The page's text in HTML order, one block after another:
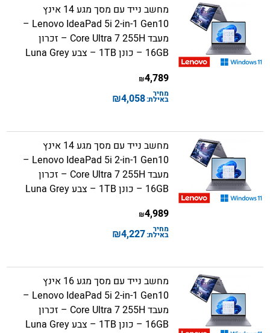
מחשב נייד עם מסך מגע 14 אינץ
Lenovo IdeaPad 5i 2-in-1 Gen10 –
מעבד Core Ultra 7 255H – זכרון
16GB – כונן 1TB – צבע Luna Grey
4,789
₪
מחיר
באילת:4,058
₪
מחשב נייד עם מסך מגע 14 אינץ
Lenovo IdeaPad 5i 2-in-1 Gen10 –
מעבד Core Ultra 7 255H – זכרון
16GB – כונן 1TB – צבע Luna Grey
4,989
₪
מחיר
באילת:4,227
₪
מחשב נייד עם מסך מגע 16 אינץ
Lenovo IdeaPad 5i 2-in-1 Gen10 –
מעבד Core Ultra 7 255H – זכרון
16GB – כונן 1TB – צבע Luna Grey